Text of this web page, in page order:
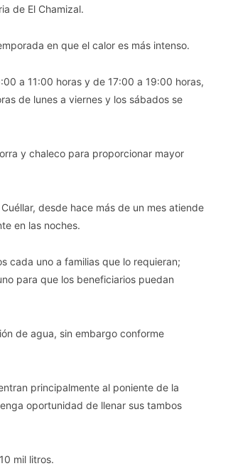
de El Chamizal.
en que el calor es más intenso.
a 11:00 horas y de 17:00 a 19:00 horas,
de lunes a viernes y los sábados se
y chaleco para proporcionar mayor
desde hace más de un mes atiende
en las noches.
cada uno a familias que lo requieran;
para que los beneficiarios puedan
de agua, sin embargo conforme
principalmente al poniente de la
oportunidad de llenar sus tambos
mil litros.